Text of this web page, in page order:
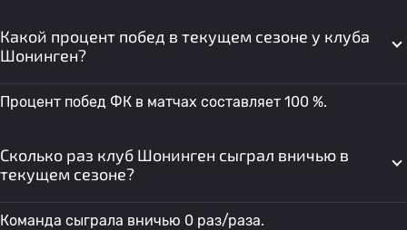
Какой процент побед в текущем сезоне у клуба
Шонинген?
Процент побед ФК в матчах составляет 100 %.
Сколько раз клуб Шонинген сыграл вничью в
текущем сезоне?
Команда сыграла вничью 0 раз/раза.